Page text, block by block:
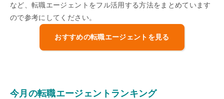
など、転職エージェントをフル活用する方法をまとめています
ので参考にしてください。
おすすめの転職エージェントを見る
今月の転職エージェントランキング